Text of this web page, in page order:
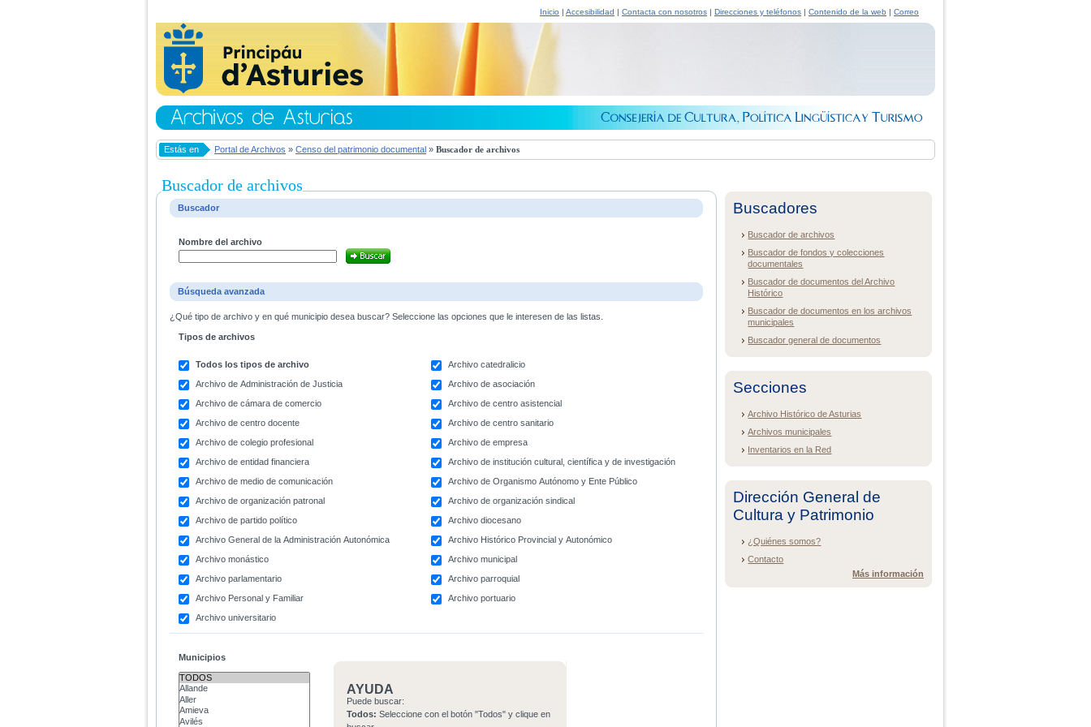
Inicio | Accesibilidad | Contacta con nosotros | Direcciones y teléfonos | Contenido de la web | Correo
Estás en Portal de Archivos » Censo del patrimonio documental » Buscador de archivos
Buscador de archivos
Buscador
Nombre del archivo
Búsqueda avanzada
¿Qué tipo de archivo y en qué municipio desea buscar? Seleccione las opciones que le interesen de las listas.
Tipos de archivos
Todos los tipos de archivo
Archivo catedralicio
Archivo de Administración de Justicia
Archivo de asociación
Archivo de cámara de comercio
Archivo de centro asistencial
Archivo de centro docente
Archivo de centro sanitario
Archivo de colegio profesional
Archivo de empresa
Archivo de entidad financiera
Archivo de institución cultural, científica y de investigación
Archivo de medio de comunicación
Archivo de Organismo Autónomo y Ente Público
Archivo de organización patronal
Archivo de organización sindical
Archivo de partido político
Archivo diocesano
Archivo General de la Administración Autonómica
Archivo Histórico Provincial y Autonómico
Archivo monástico
Archivo municipal
Archivo parlamentario
Archivo parroquial
Archivo Personal y Familiar
Archivo portuario
Archivo universitario
Municipios
AYUDA
Puede buscar:
Todos: Seleccione con el botón "Todos" y clique en
Buscadores
Buscador de archivos
Buscador de fondos y colecciones
documentales
Buscador de documentos del Archivo
Histórico
Buscador de documentos en los archivos
municipales
Buscador general de documentos
Secciones
Archivo Histórico de Asturias
Archivos municipales
Inventarios en la Red
Dirección General de
Cultura y Patrimonio
¿Quiénes somos?
Contacto
Más información